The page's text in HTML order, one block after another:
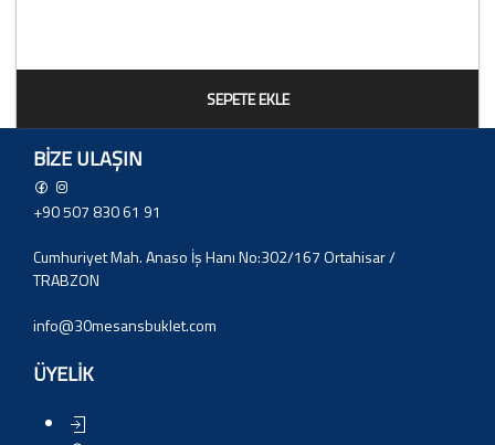
SEPETE EKLE
BIZE ULAŞIN
+90 507 830 61 91
Cumhuriyet Mah. Anaso İş Hanı No:302/167 Ortahisar /
TRABZON
info@30mesansbuklet.com
ÜYELİK